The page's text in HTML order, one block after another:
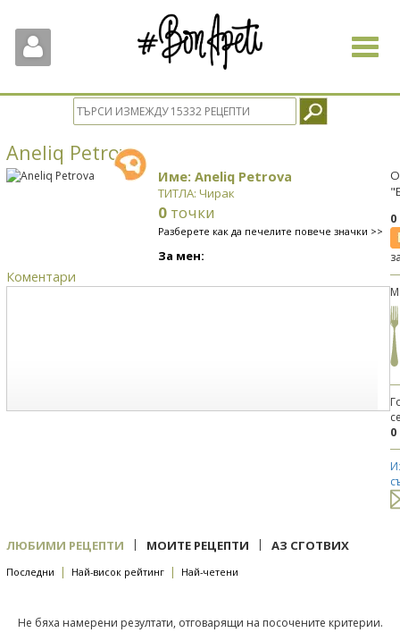
Toggle
Aneliq Petrova
Име: Aneliq Petrova
ТИТЛА: Чирак
0 точки
Разберете как да печелите повече значки >>
За мен:
Коментари
0
ЛЮБИМИ РЕЦЕПТИ | МОИТЕ РЕЦЕПТИ | АЗ СГОТВИХ
Последни | Най-висок рейтинг | Най-четени
Не бяха намерени резултати, отговарящи на посочените критерии.